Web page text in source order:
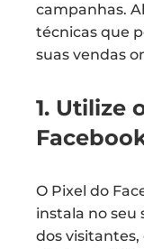
campanhas.
técnicas que
suas vendas
1. Utilize
O Pixel do
instala no seu
dos visitantes,